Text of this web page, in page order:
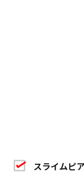
スライムピ